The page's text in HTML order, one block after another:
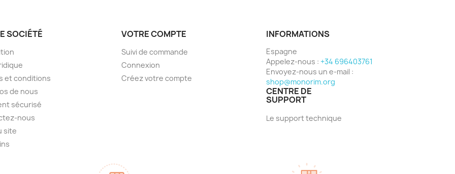
SOCIÉTÉ
et conditions
de nous
sécurisé
nous
site
VOTRE COMPTE
Suivi de commande
Connexion
Créez votre compte
INFORMATIONS
Espagne
Appelez-nous : +34 696403761
Envoyez-nous un e-mail :
shop@monorim.org
CENTRE DE
SUPPORT
Le support technique